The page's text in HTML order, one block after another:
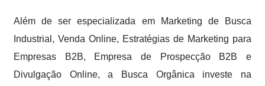
Além de ser especializada em Marketing de Busca
Industrial, Venda Online, Estratégias de Marketing para
Empresas B2B, Empresa de Prospecção B2B e
Divulgação Online, a Busca Orgânica investe na